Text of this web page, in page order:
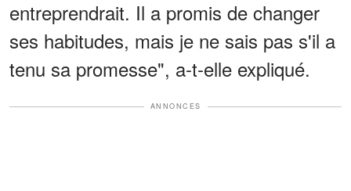
entreprendrait. Il a promis de changer
ses habitudes, mais je ne sais pas s'il a
tenu sa promesse", a-t-elle expliqué.
ANNONCES